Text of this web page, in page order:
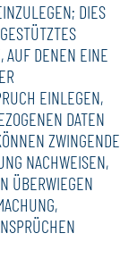
DIES
AUF DENEN EINE
EINLEGEN,
DATEN
ZWINGENDE
NACHWEISEN,
ÜBERWIEGEN